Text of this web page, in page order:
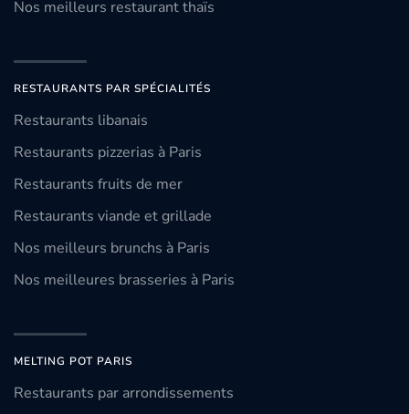
Nos meilleurs restaurant thaïs
RESTAURANTS PAR SPÉCIALITÉS
Restaurants libanais
Restaurants pizzerias à Paris
Restaurants fruits de mer
Restaurants viande et grillade
Nos meilleurs brunchs à Paris
Nos meilleures brasseries à Paris
MELTING POT PARIS
Restaurants par arrondissements